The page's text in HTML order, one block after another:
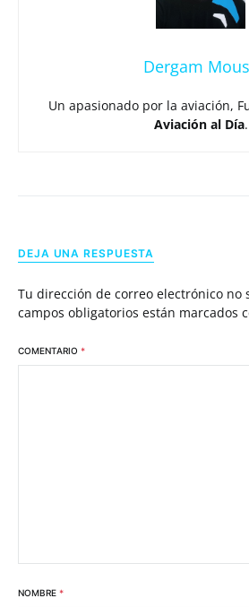
Dergam
Un apasionado por la aviación,
Aviación al Día.
DEJA UNA RESPUESTA
Tu dirección de correo electrónico no
campos obligatorios están marcados
COMENTARIO *
NOMBRE *